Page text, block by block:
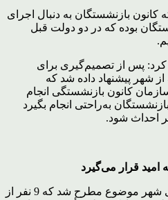
بازنشستگان به دنبال اجرای
بوده که در دو دولت قبل
کرد: پس از تصمیم‌گیری برای
از شهر پیشنهاد داده شد که
کانون بازنشستگی انجام
به‌راحتی انجام بگیرد
احداث شود.
امید قرار می‌گیرد
وی بیان کرد: پس‌ازآن با شورای شهر موضوع مطرح شد که 9 نفر از